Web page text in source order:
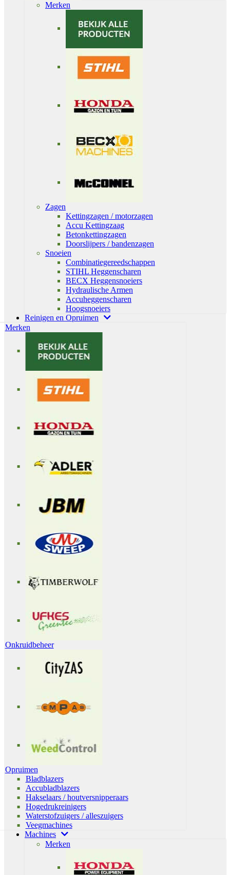
Merken
Zagen
Kettingzagen / motorzagen
Accu Kettingzaag
Betonkettingzagen
Doorslijpers / bandenzagen
Snoeien
Combinatiegereedschappen
STIHL Heggenscharen
BECX Heggensnoeiers
Hydraulische Armen
Accuheggenscharen
Hoogsnoeiers
Reinigen en Opruimen
Merken
Onkruidbeheer
Opruimen
Bladblazers
Accubladblazers
Hakselaars / houtversnipperaars
Hogedrukreinigers
Waterstofzuigers / alleszuigers
Veegmachines
Machines
Merken